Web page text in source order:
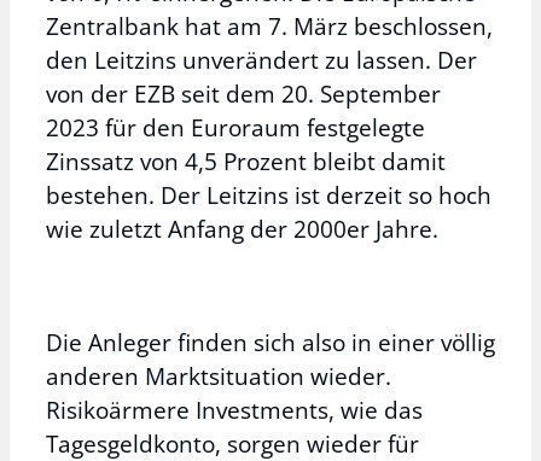
Zentralbank hat am 7. März beschlossen,
den Leitzins unverändert zu lassen. Der
von der EZB seit dem 20. September
2023 für den Euroraum festgelegte
Zinssatz von 4,5 Prozent bleibt damit
bestehen. Der Leitzins ist derzeit so hoch
wie zuletzt Anfang der 2000er Jahre.
Die Anleger finden sich also in einer völlig
anderen Marktsituation wieder.
Risikoärmere Investments, wie das
Tagesgeldkonto, sorgen wieder für